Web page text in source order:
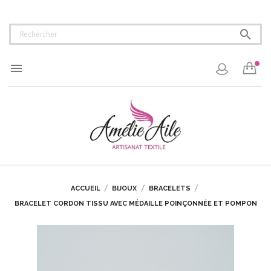


ACCUEIL BIJOUX
BRACELETS
BRACELET CORDON TISSU AVEC MÉDAILLE POINÇONNÉE ET POMPON